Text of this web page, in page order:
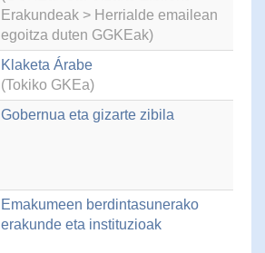
Erakundeak > Herrialde emailean
egoitza duten GGKEak)
Klaketa Árabe
(Tokiko GKEa)
Gobernua eta gizarte zibila
Emakumeen berdintasunerako
erakunde eta instituzioak